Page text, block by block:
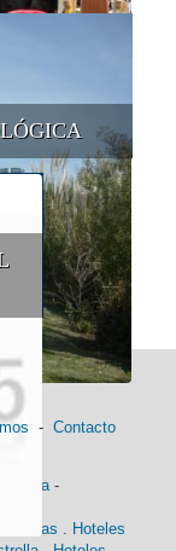
- Contacto
Historia -
Hoteles